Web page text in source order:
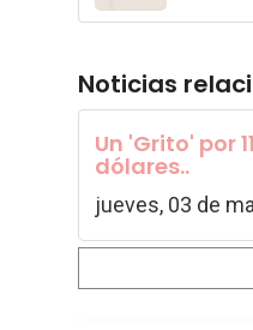
Noticias
Un 'Grito' por
dólares..
jueves, 03 de